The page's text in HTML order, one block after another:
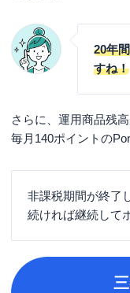
20年
すね！
さらに、運用商品残
毎月140ポイントの
非課税期間が終了
続ければ継続して